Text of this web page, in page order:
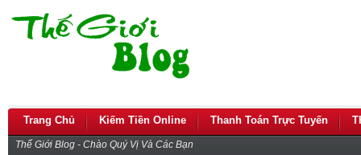
Trang Chủ Kiếm Tiền Online Thanh Toán Trực Tuyến
Thế Giới Blog - Chào Quý Vị Và Các Bạn